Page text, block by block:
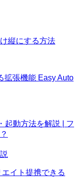
縦にする方法
拡張機能 Easy Auto
起動方法を解説 | フ
イト提携できる